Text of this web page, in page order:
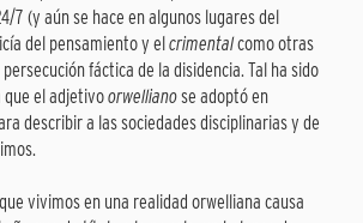
7 (y aún se hace en algunos lugares del
del pensamiento y el crimentalcomo otras
fáctica de la disidencia. Tal ha sido
el adjetivoorwellianose adoptó en
describir a las sociedades disciplinarias y de
vivimos en una realidad orwelliana causa